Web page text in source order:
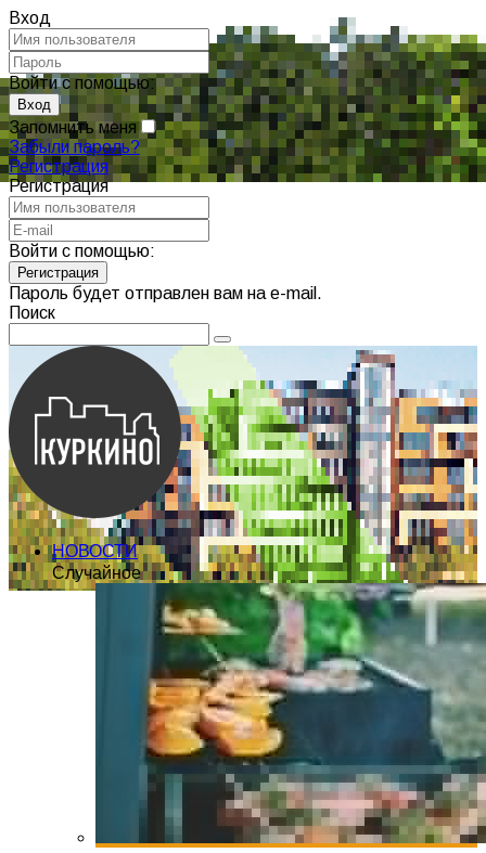
Вход
Войти с помощью:
Запомнить меня
Забыли пароль?
Регистрация
Регистрация
Войти с помощью:
Пароль будет отправлен вам на e-mail.
Поиск
НОВОСТИ
Случайное